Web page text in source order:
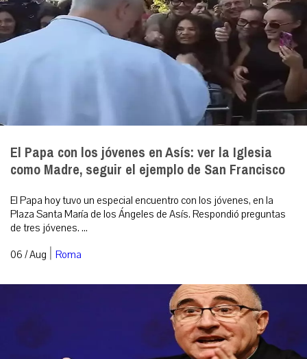
El Papa con los jóvenes en Asís: ver la Iglesia
como Madre, seguir el ejemplo de San Francisco
El Papa hoy tuvo un especial encuentro con los jóvenes, en la
Plaza Santa María de los Ángeles de Asís. Respondió preguntas
de tres jóvenes. ...
06 / Aug | Roma